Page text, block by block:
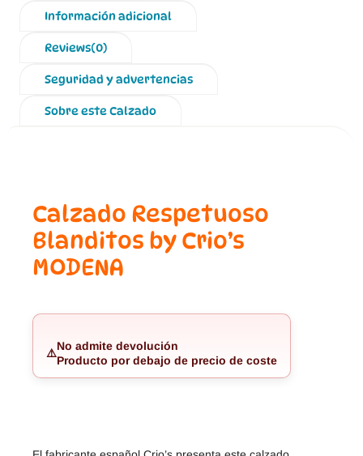
Información adicional
Reviews(0)
Seguridad y advertencias
Sobre este Calzado
Calzado Respetuoso
Blanditos by Crio’s
MODENA
⚠️
No admite devolución
Producto por debajo de precio de coste